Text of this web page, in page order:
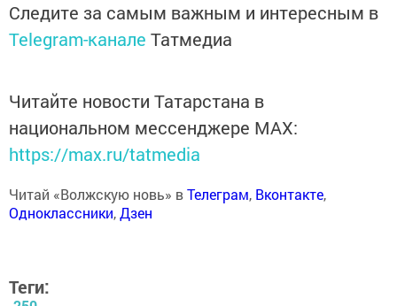
Следите за самым важным и интересным в
Telegram-канале Татмедиа
Читайте новости Татарстана в
национальном мессенджере MАХ:
https://max.ru/tatmedia
Читай «Волжскую новь» вТелеграм, Вконтакте,
Одноклассники,Дзен
Теги: